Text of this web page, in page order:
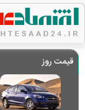
قیمت روز